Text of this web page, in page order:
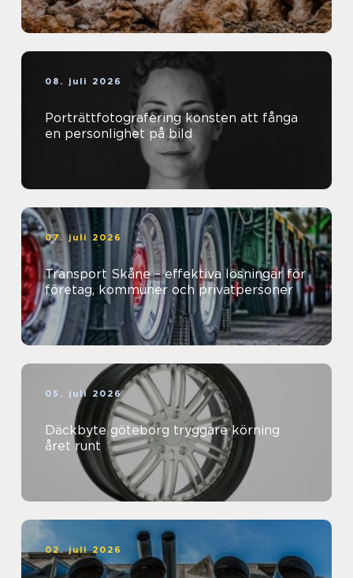
08. juli 2026
Porträttfotografering konsten att fånga
en personlighet på bild
07. juli 2026
Transport Skåne – effektiva lösningar för
företag, kommuner och privatpersoner
05. juli 2026
Däckbyte göteborg tryggare körning
året runt
02. juli 2026